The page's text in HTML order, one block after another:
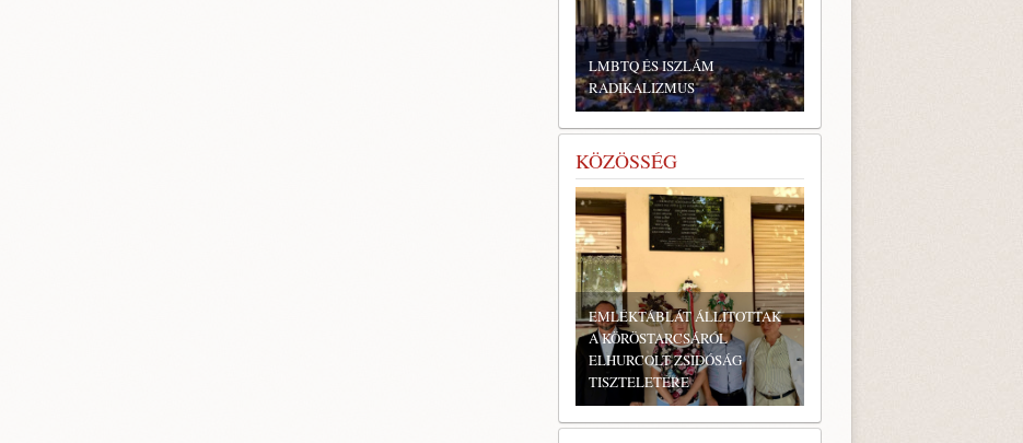
LMBTQ ÉS ISZLÁM
RADIKALIZMUS
KÖZÖSSÉG
EMLÉKTÁBLÁT ÁLLÍTOTTAK
A KÖRÖSTARCSÁRÓL
ELHURCOLT ZSIDÓSÁG
TISZTELETÉRE